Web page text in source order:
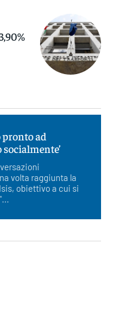
pronto ad
volta raggiunta la
obiettivo a cui si